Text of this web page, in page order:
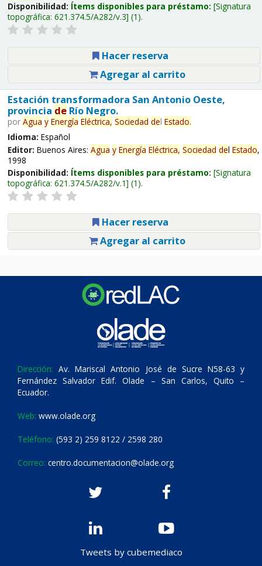
Disponibilidad: Ítems disponibles para préstamo: Signatura
topográfica: 621.374.5/A282/v.3 (1).
Hacer reserva
Agregar al carrito
Estación transformadora San Antonio Oeste,
provincia deRío Negro.
por Agua y Energía Eléctrica, Sociedad del Estado.
Idioma: Español
Editor: Buenos Aires: Agua y Energía Eléctrica, Sociedad del Estado,
1998
Disponibilidad: Ítems disponibles para préstamo: Signatura
topográfica: 621.374.5/A282/v.1 (1).
Hacer reserva
Agregar al carrito
Dirección: Av. Mariscal Antonio José de Sucre N58-63 y
Fernández Salvador Edif. Olade – San Carlos, Quito –
Ecuador.
Web: www.olade.org
Teléfono: (593 2) 259 8122 / 2598 280
Correo: centro.documentacion@olade.org
Tweets by cubemediaco